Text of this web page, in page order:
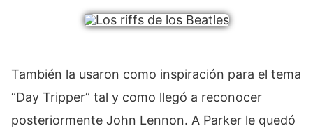
También la usaron como inspiración para el tema
“Day Tripper” tal y como llegó a reconocer
posteriormente John Lennon. A Parker le quedó